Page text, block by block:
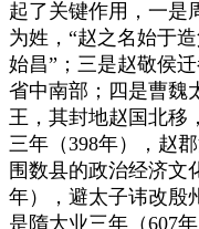
起了关键作用，一是
为姓，“赵之名始于
始昌”；三是赵敬侯
省中南部；四是曹魏
王，其封地赵国北移
三年（398年），赵
围数县的政治经济文
年），避太子讳改殷
是隋大业三年（607